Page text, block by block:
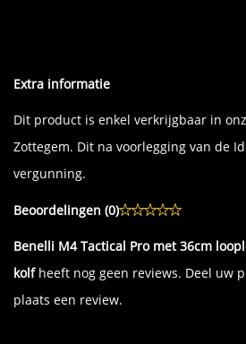
Extra informatie
Dit product is enkel verkrijgbaar in
Zottegem. Dit na voorlegging van de
vergunning.
Beoordelingen (0)
Benelli M4 Tactical Pro met 36cm
kolfheeft nog geen reviews. Deel uw
plaats een review.